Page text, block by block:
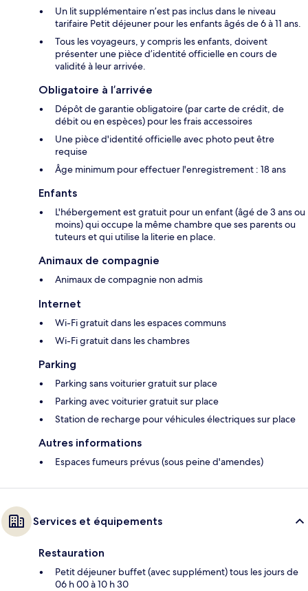
Un lit supplémentaire n’est pas inclus dans le niveau
tarifaire Petit déjeuner pour les enfants âgés de 6 à 11 ans.
Tous les voyageurs, y compris les enfants, doivent
présenter une pièce d’identité officielle en cours de
validité à leur arrivée.
Obligatoire à l’arrivée
Dépôt de garantie obligatoire (par carte de crédit, de
débit ou en espèces) pour les frais accessoires
Une pièce d'identité officielle avec photo peut être
requise
Âge minimum pour effectuer l'enregistrement : 18 ans
Enfants
L'hébergement est gratuit pour un enfant (âgé de 3 ans ou
moins) qui occupe la même chambre que ses parents ou
tuteurs et qui utilise la literie en place.
Animaux de compagnie
Animaux de compagnie non admis
Internet
Wi-Fi gratuit dans les espaces communs
Wi-Fi gratuit dans les chambres
Parking
Parking sans voiturier gratuit sur place
Parking avec voiturier gratuit sur place
Station de recharge pour véhicules électriques sur place
Autres informations
Espaces fumeurs prévus (sous peine d'amendes)
Services et équipements
Restauration
Petit déjeuner buffet (avec supplément) tous les jours de
06 h 00 à 10 h 30